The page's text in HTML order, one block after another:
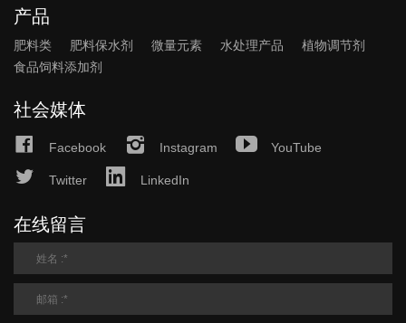
产品
肥料类 肥料保水剂 微量元素 水处理产品
植物调节剂
食品饲料添加剂
社会媒体
Facebook Instagram YouTube
Twitter LinkedIn
在线留言